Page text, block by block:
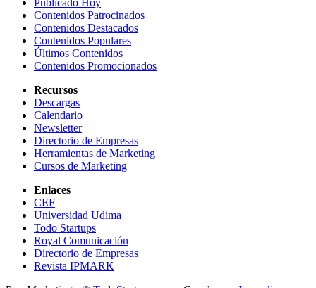
Publicado Hoy
Contenidos Patrocinados
Contenidos Destacados
Contenidos Populares
Últimos Contenidos
Contenidos Promocionados
Recursos
Descargas
Calendario
Newsletter
Directorio de Empresas
Herramientas de Marketing
Cursos de Marketing
Enlaces
CEF
Universidad Udima
Todo Startups
Royal Comunicación
Directorio de Empresas
Revista IPMARK